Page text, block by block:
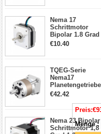
Nema 17
Schrittmotor
Bipolar 1.8 Grad
8.7Ncm 1A 3.5V 4
€10.40
TQEG-Serie
Nema17
Planetengetriebe
10:1 Spiel 15Arc-
Getriebe
Schrittmotor
€42.42
Nema 23 Bipolar
Schrittmotor 1,8
Preis:
Menge :